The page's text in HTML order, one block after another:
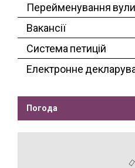
Перейменування
Вакансії
Система петицій
Електронне
Погода